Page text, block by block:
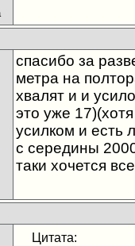
спасибо за
метра на
хвалят и и
это уже
усилком и есть
с середины
таки хочется
Цитата: